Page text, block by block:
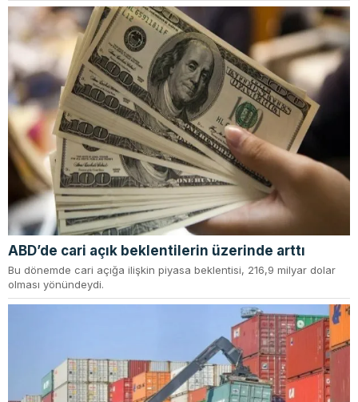
ABD’de cari açık beklentilerin üzerinde arttı
Bu dönemde cari açığa ilişkin piyasa beklentisi, 216,9 milyar dolar
olması yönündeydi.